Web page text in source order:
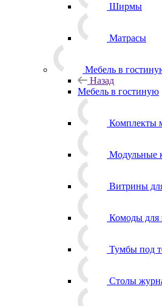
Ширмы
Матрасы
Мебель в
Назад
Мебель в гостиную
Комплекты
Модульные
Витрины
Комоды для
Тумбы под
Столы